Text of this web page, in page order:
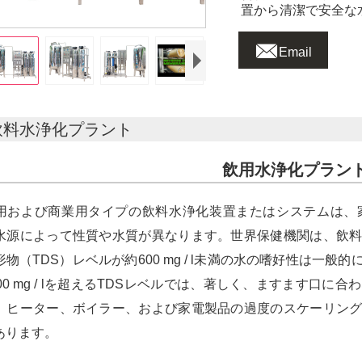
置から清潔で安全
 Email
水浄化プラント
飲用水浄化プラン
および商業用タイプの飲料水浄化装置またはシステムは
源によって性質や水質が異なります。世界保健機関は、飲
物（TDS）レベルが約600 mg / l未満の水の嗜好性は一般的
mg / lを超えるTDSレベルでは、著しく、ますます口に合
ヒーター、ボイラー、および家電製品の過度のスケーリン
ります。